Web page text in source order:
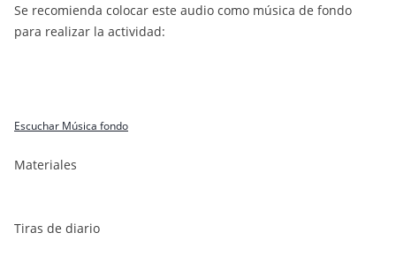
Se recomienda colocar este audio como música de fondo
para realizar la actividad:
Escuchar Música fondo
Materiales
Tiras de diario